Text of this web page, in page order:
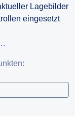
Lagebilder
eingesetzt